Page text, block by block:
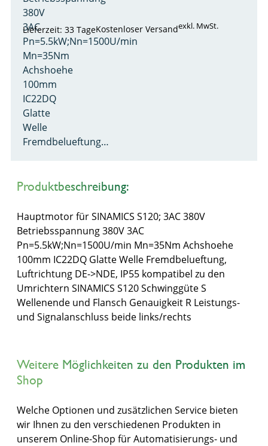
380V
3AC
Pn=5.5kW;Nn=1500U/min
Mn=35Nm
Achshoehe
100mm
IC22DQ
Glatte
Welle
Fremdbelueftung…
Lieferzeit: 33 TageKostenloser Versandexkl. MwSt.
Produktbeschreibung:
Hauptmotor für SINAMICS S120; 3AC 380V
Betriebsspannung 380V 3AC
Pn=5.5kW;Nn=1500U/min Mn=35Nm Achshoehe
100mm IC22DQ Glatte Welle Fremdbelueftung,
Luftrichtung DE->NDE, IP55 kompatibel zu den
Umrichtern SINAMICS S120 Schwinggüte S
Wellenende und Flansch Genauigkeit R Leistungs-
und Signalanschluss beide links/rechts
Weitere Möglichkeiten zu den Produkten im
Shop
Welche Optionen und zusätzlichen Service bieten
wir Ihnen zu den verschiedenen Produkten in
unserem Online-Shop für Automatisierungs- und